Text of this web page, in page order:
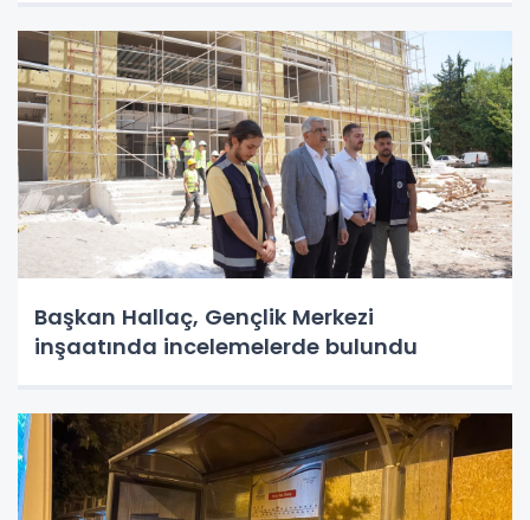
Başkan Hallaç, Gençlik Merkezi
inşaatında incelemelerde bulundu